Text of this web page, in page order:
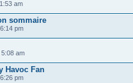
am
sommaire
pm
am
Havoc Fan
pm